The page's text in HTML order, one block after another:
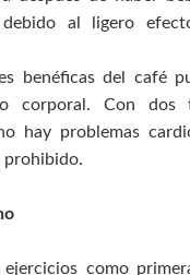
al ligero
benéficas del café
corporal. Con dos
hay problemas
prohibido.
ejercicios como